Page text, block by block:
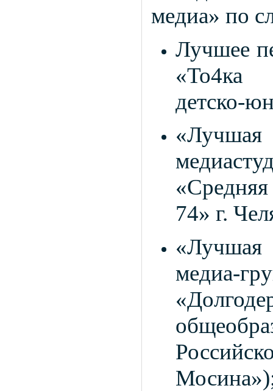
медиа» по
Лучшее
74» г.
«Лучшая